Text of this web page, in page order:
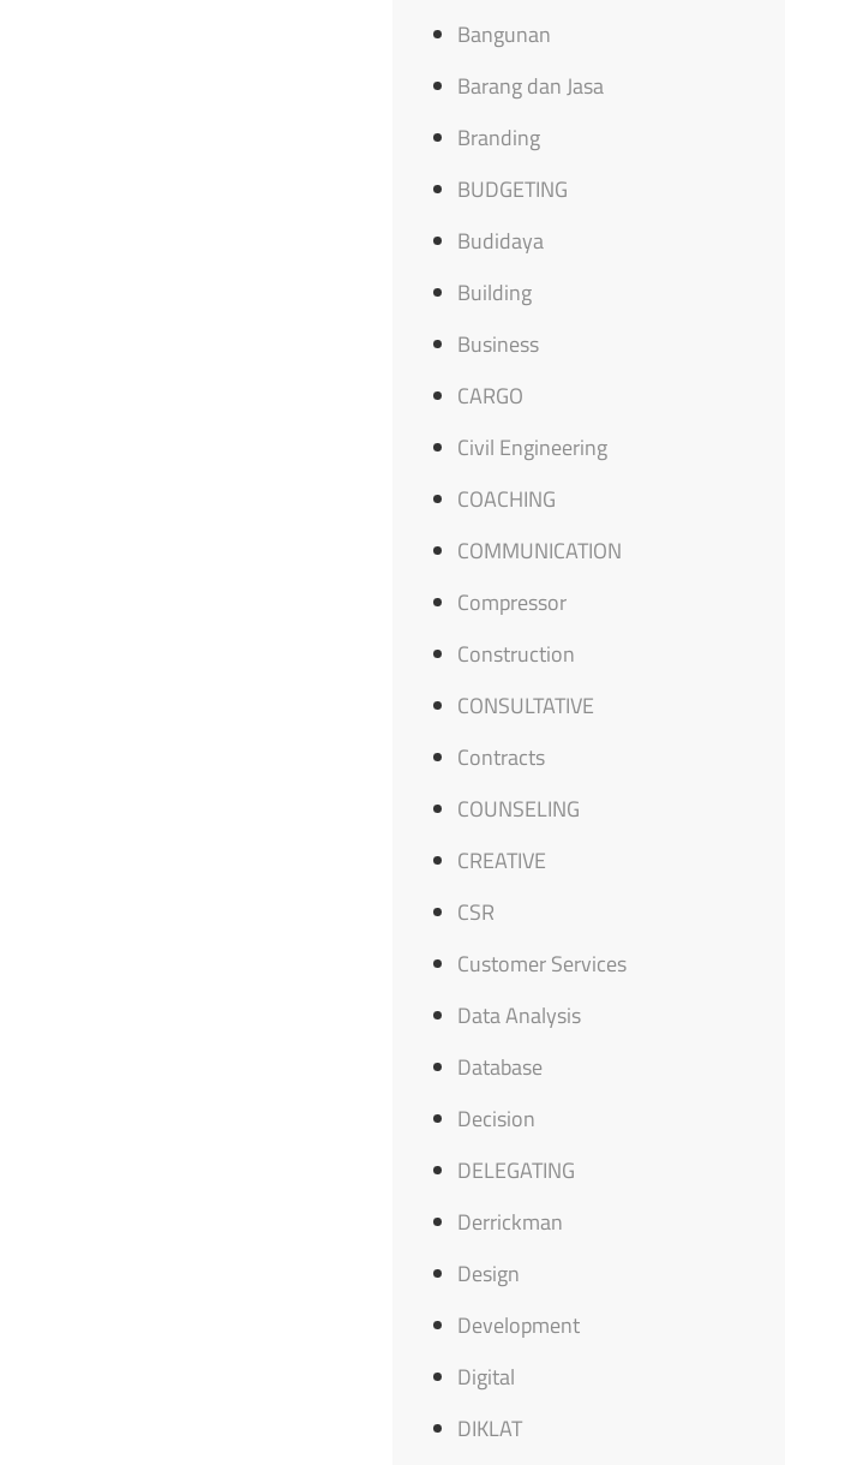
Bangunan
Barang dan Jasa
Branding
BUDGETING
Budidaya
Building
Business
CARGO
Civil Engineering
COACHING
COMMUNICATION
Compressor
Construction
CONSULTATIVE
Contracts
COUNSELING
CREATIVE
CSR
Customer Services
Data Analysis
Database
Decision
DELEGATING
Derrickman
Design
Development
Digital
DIKLAT